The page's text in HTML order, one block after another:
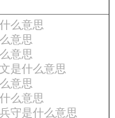
么意思
意思
意思
是什么意思
意思
么意思
兵守是什么意思